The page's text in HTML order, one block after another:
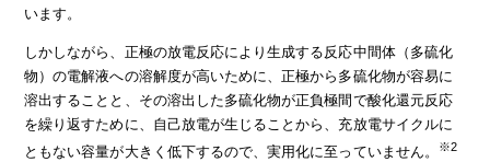
います。
しかしながら、正極の放電反応により生成する反応中間体（多硫化
物）の電解液への溶解度が高いために、正極から多硫化物が容易に
溶出することと、その溶出した多硫化物が正負極間で酸化還元反応
を繰り返すために、自己放電が生じることから、充放電サイクルに
ともない容量が大きく低下するので、実用化に至っていません。
※2